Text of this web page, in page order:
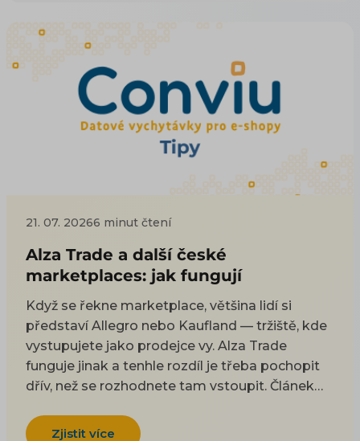
produktový feed a jak funguje, vysvětlují
21. 07. 20266 minut čtení
Alza Trade a další české
marketplaces: jak fungují
Když se řekne marketplace, většina lidí si
představí Allegro nebo Kaufland — tržiště, kde
vystupujete jako prodejce vy. Alza Trade
funguje jinak a tenhle rozdíl je třeba pochopit
dřív, než se rozhodnete tam vstoupit. Článek
čím se liší od klasického marketplace, jaké
Zjistit více